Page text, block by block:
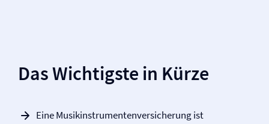
Das Wichtigste in Kürze
Eine Musikinstrumenten­versicherung ist